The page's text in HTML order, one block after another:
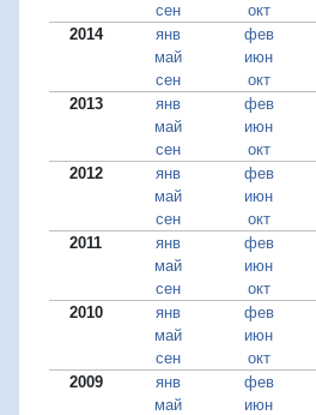
сен
окт
2014
янв фев
май
июн
сен
окт
2013
янв фев
май
июн
сен
окт
2012
янв фев
май
июн
сен
окт
2011
янв фев
май
июн
сен
окт
2010
янв фев
май
июн
сен
окт
2009
янв фев
май
июн